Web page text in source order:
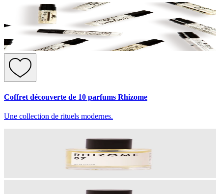
Coffret découverte de 10 parfums Rhizome
Une collection de rituels modernes.